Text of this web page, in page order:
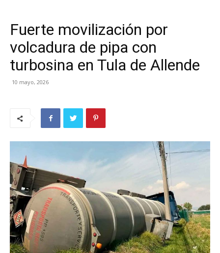
Fuerte movilización por
volcadura de pipa con
turbosina en Tula de Allende
10 mayo, 2026